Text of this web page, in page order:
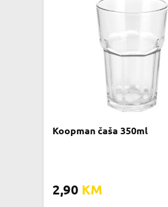
Koopman čaša 350ml
2,90 KM